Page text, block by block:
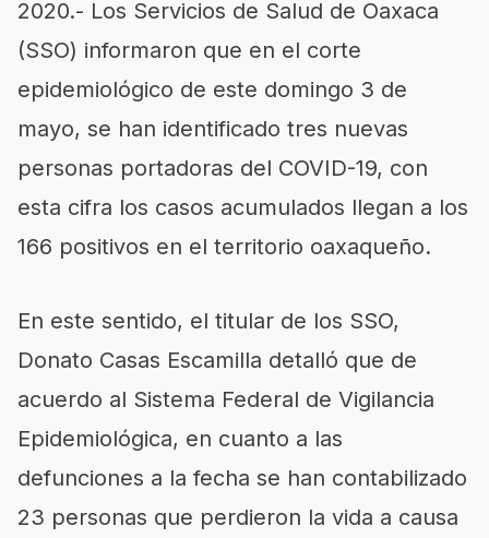
2020.- Los Servicios de Salud de Oaxaca
(SSO) informaron que en el corte
epidemiológico de este domingo 3 de
mayo, se han identificado tres nuevas
personas portadoras del COVID-19, con
esta cifra los casos acumulados llegan a los
166 positivos en el territorio oaxaqueño.
En este sentido, el titular de los SSO,
Donato Casas Escamilla detalló que de
acuerdo al Sistema Federal de Vigilancia
Epidemiológica, en cuanto a las
defunciones a la fecha se han contabilizado
23 personas que perdieron la vida a causa